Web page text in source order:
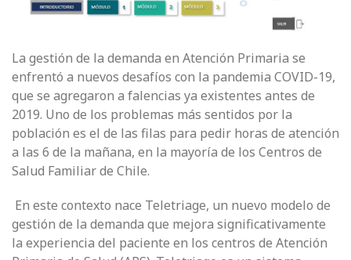
La gestión de la demanda en Atención Primaria se
enfrentó a nuevos desafíos con la pandemia COVID-19,
que se agregaron a falencias ya existentes antes de
2019. Uno de los problemas más sentidos por la
población es el de las filas para pedir horas de atención
a las 6 de la mañana, en la mayoría de los Centros de
Salud Familiar de Chile.
En este contexto nace Teletriage, un nuevo modelo de
gestión de la demanda que mejora significativamente
la experiencia del paciente en los centros de Atención